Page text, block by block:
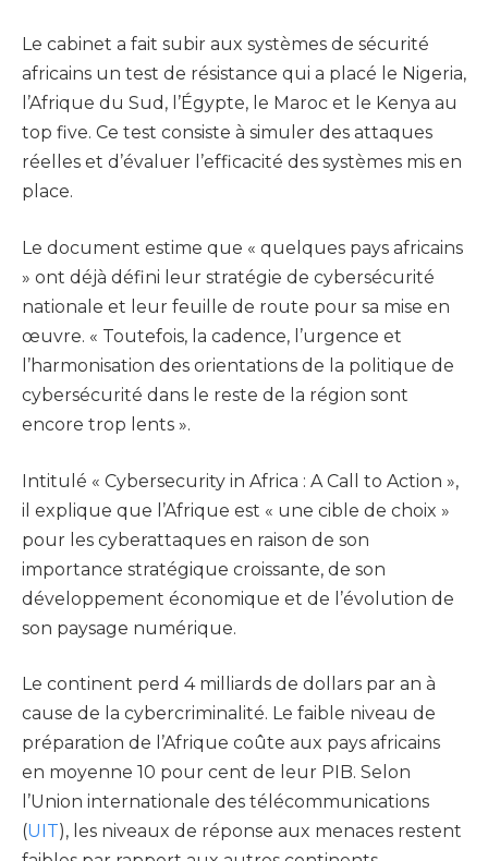
Le cabinet a fait subir aux systèmes de sécurité
africains un test de résistance qui a placé le Nigeria,
l’Afrique du Sud, l’Égypte, le Maroc et le Kenya au
top five. Ce test consiste à simuler des attaques
réelles et d’évaluer l’efficacité des systèmes mis en
place.
Le document estime que « quelques pays africains
» ont déjà défini leur stratégie de cybersécurité
nationale et leur feuille de route pour sa mise en
œuvre. « Toutefois, la cadence, l’urgence et
l’harmonisation des orientations de la politique de
cybersécurité dans le reste de la région sont
encore trop lents ».
Intitulé « Cybersecurity in Africa : A Call to Action »,
il explique que l’Afrique est « une cible de choix »
pour les cyberattaques en raison de son
importance stratégique croissante, de son
développement économique et de l’évolution de
son paysage numérique.
Le continent perd 4 milliards de dollars par an à
cause de la cybercriminalité. Le faible niveau de
préparation de l’Afrique coûte aux pays africains
en moyenne 10 pour cent de leur PIB. Selon
l’Union internationale des télécommunications
(UIT), les niveaux de réponse aux menaces restent